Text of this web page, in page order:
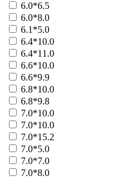
25002 - Капитан Немо
25004 - Домовой
Больше
6.0*6.5
6.0*8.0
6.1*5.0
6.4*10.0
6.4*11.0
6.6*10.0
6.6*9.9
6.8*10.0
6.8*9.8
7.0*10.0
7.0*10.0
7.0*15.2
7.0*5.0
7.0*7.0
7.0*8.0